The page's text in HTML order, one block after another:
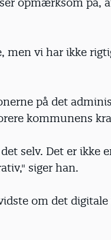
men vi har ikke
på det
kommunens
selv. Det er ikke
siger han.
om det digitale